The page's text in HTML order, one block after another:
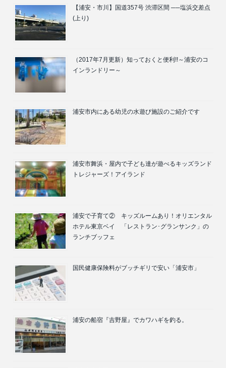
【浦安・市川】国道357号 渋滞区間 ──塩浜交差点
(上り)
（2017年7月更新）知っておくと便利!!～浦安のコ
インランドリー～
浦安市内にある幼児の水遊び施設のご紹介です
浦安市舞浜・屋内で子ども達が遊べるキッズランド
トレジャーズ！アイランド
浦安で子育て② キッズルームあり！オリエンタル
ホテル東京ベイ 「レストラン･グランサンク」の
ランチブッフェ
国民健康保険料がブッチギリで安い「浦安市」
浦安の船宿『吉野屋』でカワハギを釣る。